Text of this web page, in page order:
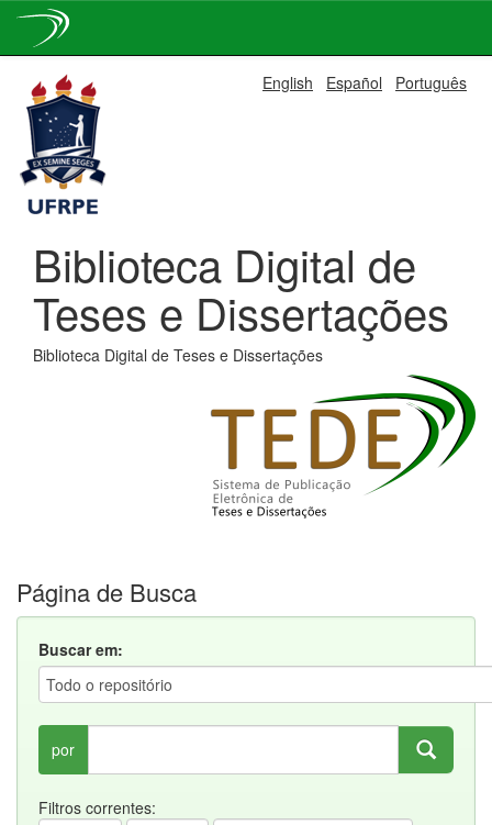
navigation
English Español Português
Biblioteca Digital de
Teses e Dissertações
Biblioteca Digital de Teses e Dissertações
Página de Busca
Buscar em:
por
Filtros correntes: